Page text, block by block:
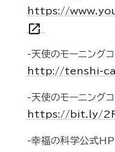
https://
open_in_new
-天使のモーニング
http://tenshi-
-天使のモーニング
https://bit.ly/
-幸福の科学公式HP